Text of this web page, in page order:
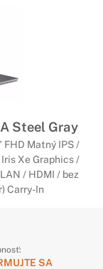
Steel Gray
FHD Matný IPS /
Iris Xe Graphics /
/ HDMI / bez
Carry-In
SA